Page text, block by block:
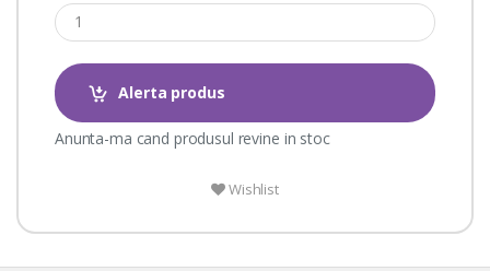
Alerta produs
Anunta-ma cand produsul revine in stoc
Wishlist